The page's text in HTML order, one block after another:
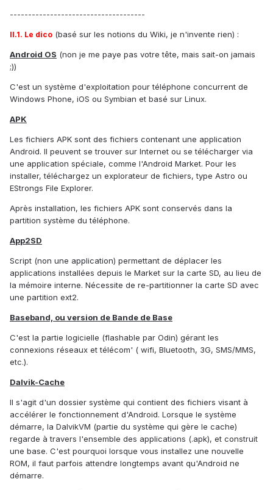
-------------------------------------
II.1. Le dico (basé sur les notions du Wiki, je n'invente rien) :
Android OS (non je me paye pas votre tête, mais sait-on jamais
;))
C'est un système d'exploitation pour téléphone concurrent de
Windows Phone, iOS ou Symbian et basé sur Linux.
APK
Les fichiers APK sont des fichiers contenant une application
Android. Il peuvent se trouver sur Internet ou se télécharger via
une application spéciale, comme l'Android Market. Pour les
installer, téléchargez un explorateur de fichiers, type Astro ou
EStrongs File Explorer.
Après installation, les fichiers APK sont conservés dans la
partition système du téléphone.
App2SD
Script (non une application) permettant de déplacer les
applications installées depuis le Market sur la carte SD, au lieu de
la mémoire interne. Nécessite de re-partitionner la carte SD avec
une partition ext2.
Baseband, ou version de Bande de Base
C'est la partie logicielle (flashable par Odin) gérant les
connexions réseaux et télécom' ( wifi, Bluetooth, 3G, SMS/MMS,
etc.).
Dalvik-Cache
Il s'agit d'un dossier système qui contient des fichiers visant à
accélérer le fonctionnement d'Android. Lorsque le système
démarre, la DalvikVM (partie du système qui gère le cache)
regarde à travers l'ensemble des applications (.apk), et construit
une base. C'est pourquoi lorsque vous installez une nouvelle
ROM, il faut parfois attendre longtemps avant qu'Android ne
démarre.